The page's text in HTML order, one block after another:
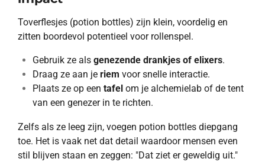
Toverflesjes (potion bottles) zijn klein, voordelig en
zitten boordevol potentieel voor rollenspel.
Gebruik ze als genezende drankjes of elixers.
Draag ze aan je riem voor snelle interactie.
Plaats ze op een tafel om je alchemielab of de tent
van een genezer in te richten.
Zelfs als ze leeg zijn, voegen potion bottles diepgang
toe. Het is vaak net dat detail waardoor mensen even
stil blijven staan en zeggen: "Dat ziet er geweldig uit."